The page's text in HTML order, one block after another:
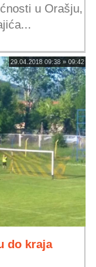
u Orašju,
29.04.2018 09:38 » 09:42
do kraja